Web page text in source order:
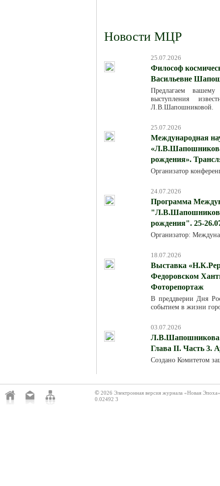
Новости МЦР
25.07.2026
Философ
Васильевне
Предлагаем
выступления
Л.В.Шапошниковой.
25.07.2026
Международная
рождения».
Организатор
24.07.2026
Программа
"Л.В.Шапошникова:
рождения". 25-
Организатор:
18.07.2026
Выставка
Федоровском
Фоторепортаж
В преддверии Дня
событием в жизни
03.07.2026
Л.В.Шапошникова.
Глава II. Часть 3.
Создано Комитетом
© 2026 Электронная версия журнала «Новая Эпоха»
0.02492 3